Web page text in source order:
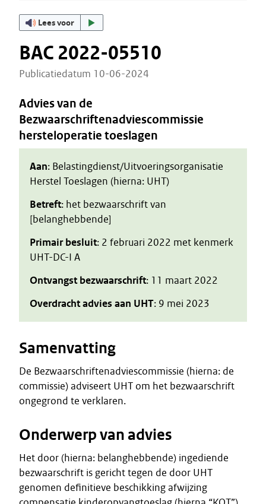
Lees voor
BAC 2022-05510
Publicatiedatum 10-06-2024
Advies van de
Bezwaarschriftenadviescommissie
hersteloperatie toeslagen
Aan: Belastingdienst/Uitvoeringsorganisatie
Herstel Toeslagen (hierna: UHT)
Betreft: het bezwaarschrift van
[belanghebbende]
Primair besluit: 2 februari 2022 met kenmerk
UHT-DC-I A
Ontvangst bezwaarschrift: 11 maart 2022
Overdracht advies aan UHT: 9 mei 2023
Samenvatting
De Bezwaarschriftenadviescommissie (hierna: de
commissie) adviseert UHT om het bezwaarschrift
ongegrond te verklaren.
Onderwerp van advies
Het door (hierna: belanghebbende) ingediende
bezwaarschrift is gericht tegen de door UHT
genomen definitieve beschikking afwijzing